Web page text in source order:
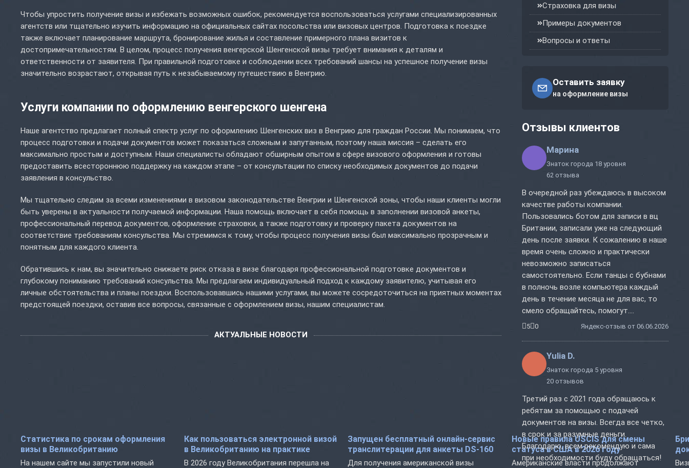
Чтобы упростить получение визы и избежать возможных ошибок, рекомендуется воспользоваться услугами специализированных
агентств или тщательно изучить информацию на официальных сайтах посольства или визовых центров. Подготовка к поездке
также включает планирование маршрута, бронирование жилья и составление примерного плана визитов к
достопримечательностям. В целом, процесс получения венгерской Шенгенской визы требует внимания к деталям и
ответственности от заявителя. При правильной подготовке и соблюдении всех требований шансы на успешное получение визы
значительно возрастают, открывая путь к незабываемому путешествию в Венгрию.
Услуги компании по оформлению венгерского шенгена
Наше агентство предлагает полный спектр услуг по оформлению Шенгенских виз в Венгрию для граждан России. Мы понимаем, что
процесс подготовки и подачи документов может показаться сложным и запутанным, поэтому наша миссия – сделать его
максимально простым и доступным. Наши специалисты обладают обширным опытом в сфере визового оформления и готовы
предоставить всестороннюю поддержку на каждом этапе – от консультации по списку необходимых документов до подачи
заявления в консульство.
Мы тщательно следим за всеми изменениями в визовом законодательстве Венгрии и Шенгенской зоны, чтобы наши клиенты могли
быть уверены в актуальности получаемой информации. Наша помощь включает в себя помощь в заполнении визовой анкеты,
профессиональный перевод документов, оформление страховки, а также подготовку и проверку пакета документов на
соответствие требованиям консульства. Мы стремимся к тому, чтобы процесс получения визы был максимально прозрачным и
понятным для каждого клиента.
Обратившись к нам, вы значительно снижаете риск отказа в визе благодаря профессиональной подготовке документов и
глубокому пониманию требований консульства. Мы предлагаем индивидуальный подход к каждому заявителю, учитывая его
личные обстоятельства и планы поездки. Воспользовавшись нашими услугами, вы можете сосредоточиться на приятных моментах
предстоящей поездки, оставив все вопросы, связанные с оформлением визы, нашим специалистам.
АКТУАЛЬНЫЕ НОВОСТИ
Статистика по срокам оформления
визы в Великобританию
На нашем сайте мы запустили новый
Как пользоваться электронной визой
в Великобританию на практике
В 2026 году Великобритания перешла на
Запущен бесплатный онлайн-сервис
транслитерации для анкеты DS-160
Для получения американской визы
Новые правила USCIS для смены
статуса в США в 2026 году
Американские власти продолжают
Страховка для визы
Примеры документов
Вопросы и ответы
Оставить заявку
на оформление визы
Отзывы клиентов
Марина
Знаток города 18 уровня
62 отзыва
В очередной раз убеждаюсь в высоком
качестве работы компании.
Пользовались ботом для записи в вц
Британии, записали уже на следующий
день после заявки. К сожалению в наше
время очень сложно и практически
невозможно записаться
самостоятельно. Если танцы с бубнами
в полночь возле компьютера каждый
день в течение месяца не для вас, то
смело обращайтесь, помогут....
5 0 Яндекс-отзыв от 06.06.2026
Yulia D.
Знаток города 5 уровня
20 отзывов
Третий раз с 2021 года обращаюсь к
ребятам за помощью с подачей
документов на визы. Всегда все четко,
в срок и за разумные деньги.
Благодарю, всем рекомендую и сама
при необходимости буду обращаться!